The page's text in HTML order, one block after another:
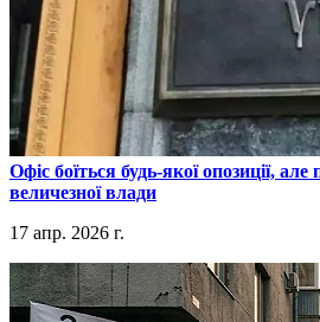
​Офіс боїться будь-якої опозиції, але
величезної влади
17 апр. 2026 г.